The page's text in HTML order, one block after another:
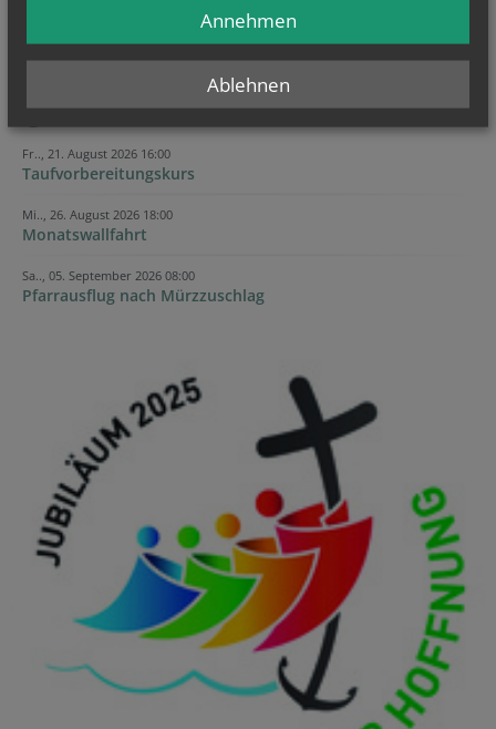
Fr.., 21. August 2026 16:00
Taufvorbereitungskurs
Mi.., 26. August 2026 18:00
Monatswallfahrt
Sa.., 05. September 2026 08:00
Pfarrausflug nach Mürzzuschlag
Ablehnen
Annehmen